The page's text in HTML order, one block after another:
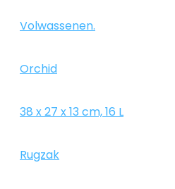
‎Volwassenen.
‎Orchid
‎38 x 27 x 13 cm, 16 L
‎Rugzak